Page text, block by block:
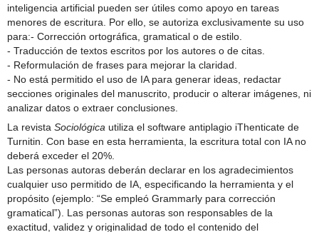
inteligencia artificial pueden ser útiles como apoyo en tareas
menores de escritura. Por ello, se autoriza exclusivamente su uso
para:- Corrección ortográfica, gramatical o de estilo.
- Traducción de textos escritos por los autores o de citas.
- Reformulación de frases para mejorar la claridad.
- No está permitido el uso de IA para generar ideas, redactar
secciones originales del manuscrito, producir o alterar imágenes, ni
analizar datos o extraer conclusiones.
La revista Sociológica utiliza el software antiplagio iThenticate de
Turnitin. Con base en esta herramienta, la escritura total con IA no
deberá exceder el 20%.
Las personas autoras deberán declarar en los agradecimientos
cualquier uso permitido de IA, especificando la herramienta y el
propósito (ejemplo: “Se empleó Grammarly para corrección
gramatical”). Las personas autoras son responsables de la
exactitud, validez y originalidad de todo el contenido del